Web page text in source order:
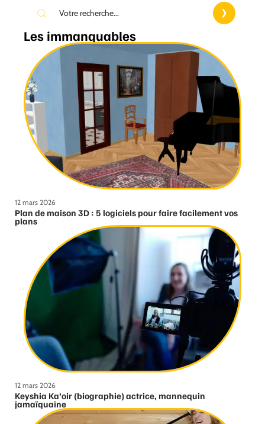
Les immanquables
12 mars 2026
Plan de maison 3D : 5 logiciels pour faire facilement vos
plans
12 mars 2026
Keyshia Ka’oir (biographie) actrice, mannequin
jamaïquaine